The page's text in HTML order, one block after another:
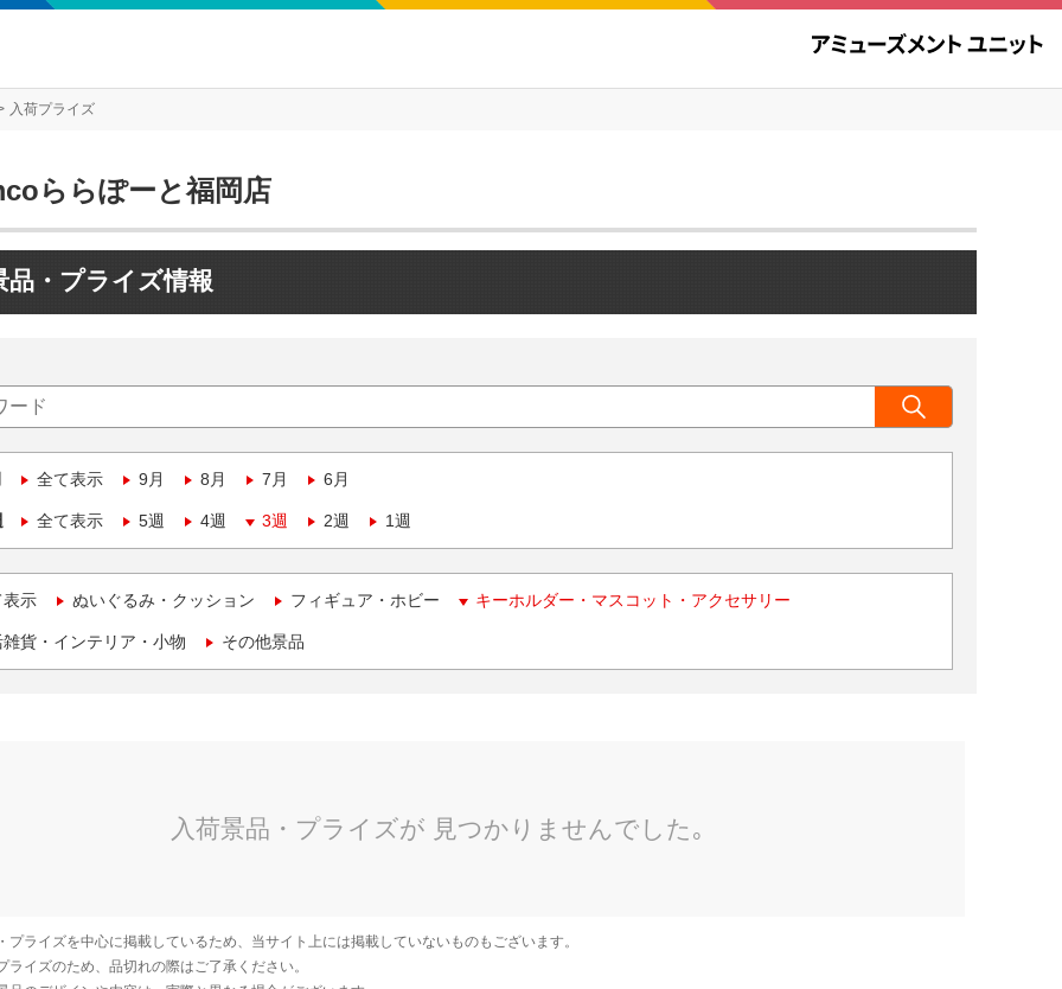
入荷プライズ
ららぽーと福岡店
品・プライズ情報
全て表示 9月 8月 7月 6月
全て表示 5週 4週 3週 2週 1週
表示 ぬいぐるみ・クッション フィギュア・ホビー キーホルダー・マスコット・アクセサリー
貨・インテリア・小物 その他景品